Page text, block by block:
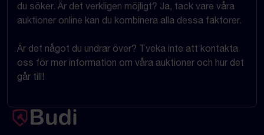
du söker. Är det verkligen möjligt? Ja, tack vare våra
auktioner online kan du kombinera alla dessa faktorer.
Är det något du undrar över? Tveka inte att kontakta
oss för mer information om våra auktioner och hur det
går till!